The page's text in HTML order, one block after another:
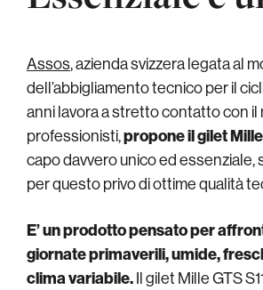
Assos, azienda svizzera legata al
dell’abbigliamento tecnico per il
anni lavora a stretto contatto con il
professionisti,propone il gilet Mille
capo davvero unico ed essenziale,
per questo privo di ottime qualità
E’ un prodotto pensato per
giornate primaverili, umide,
clima variabile.Il gilet Mille GTS